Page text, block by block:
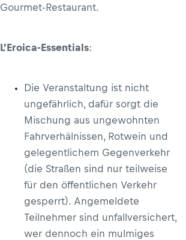
Gourmet-Restaurant.
L’Eroica-Essentials:
Die Veranstaltung ist nicht
ungefährlich, dafür sorgt die
Mischung aus ungewohnten
Fahrverhälnissen, Rotwein und
gelegentlichem Gegenverkehr
(die Straßen sind nur teilweise
für den öffentlichen Verkehr
gesperrt). Angemeldete
Teilnehmer sind unfallversichert,
wer dennoch ein mulmiges